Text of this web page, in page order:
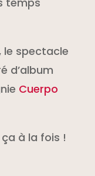
le spectacle
d’album
Cuerpo
à la fois !